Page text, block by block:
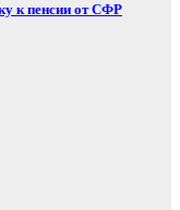
к пенсии от СФР